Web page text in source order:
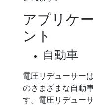
アプリケ
ント
自動車
電圧リデューサー
のさまざまな自動
す。電圧リデュー